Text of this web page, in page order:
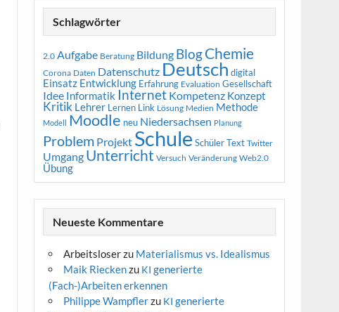
Schlagwörter
2.0 Aufgabe Beratung Bildung BlogChemie
Corona Daten Datenschutz Deutsch digital
Einsatz Entwicklung Erfahrung Evaluation Gesellschaft
Idee Informatik Internet Kompetenz Konzept
Kritik Lehrer Lernen Link Lösung Medien Methode
Modell Moodle neu Niedersachsen Planung
Problem Projekt Schule Schüler Text Twitter
Umgang Unterricht Versuch Veränderung Web2.0
Übung
Neueste Kommentare
Arbeitsloserzu Materialismus vs. Idealismus
Maik Rieckenzu KI generierte
(Fach-)Arbeiten erkennen
Philippe Wampflerzu KI generierte